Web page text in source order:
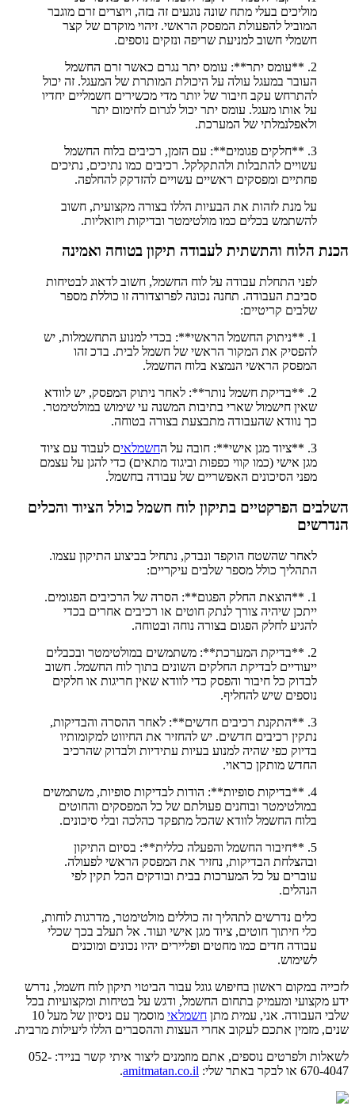
מוליכים בעלי מתח שונה נוגעים זה בזה, ויוצרים זרם מוגבר
המוביל להפעולת המפסק הראשי. זיהוי מוקדם של קצר
חשמלי חשוב למניעת שריפה ונזקים נוספים.
2. **עומס יתר**: עומס יתר נגרם כאשר זרם החשמל
העובר במעגל עולה על היכולת המותרת של המעגל. זה יכול
להתרחש עקב חיבור של יותר מדי מכשירים חשמליים יחדיו
על אותו מעגל. עומס יתר יכול לגרום לחימום יתר
ולאפלנמלתי של המערכת.
3. **חלקים פגומים**: עם הזמן, רכיבים בלוח החשמל
עשויים להתבלות ולהתקלקל. רכיבים כמו נתיכים, נתיכים
פחתיים ומפסקים ראשיים עשויים להזדקק להחלפה.
על מנת לזהות את הבעיות הללו בצורה מקצועית, חשוב
להשתמש בכלים כמו מולטימטר ובדיקות ויזואליות.
הכנת הלוח והתשתית לעבודה תיקון בטוחה ואמינה
לפני התחלת עבודה על לוח החשמל, חשוב לדאוג לבטיחות
סביבת העבודה. תחנה נכונה לפרוצדורה זו כוללת מספר
שלבים קריטיים:
1. **ניתוק החשמל הראשי**: בכדי למנוע התחשמלות, יש
להפסיק את המקור הראשי של חשמל לבית. בדכ זהו
המפסק הראשי הנמצא בלוח החשמל.
2. **בדיקת חשמל נותר**: לאחר ניתוק המפסק, יש לוודא
שאין חישמול שארי בתיבות המשנה עי שימוש במולטימטר.
כך נוודא שהעבודה מתבצעת בצורה בטוחה.
3. **ציוד מגן אישי**: חובה על ה
חשמלאים לעבוד עם ציוד
מגן אישי (כמו קווי כפפות וביגוד מתאים) כדי להגן על עצמם
מפני הסיכונים האפשריים של עבודה בחשמל.
השלבים הפרקטיים בתיקון לוח חשמל כולל הציוד והכלים
הנדרשים
לאחר שהשטח הוקפד ונבדק, נתחיל בביצוע התיקון עצמו.
התהליך כולל מספר שלבים עיקריים:
1. **הוצאת החלק הפגום**: הסרה של הרכיבים הפגומים.
ייתכן שיהיה צורך לנתק חוטים או רכיבים אחרים בכדי
להגיע לחלק הפגום בצורה נוחה ובטוחה.
2. **בדיקת המערכת**: משתמשים במולטימטר ובכבלים
ייעודיים לבדיקת החלקים השונים בתוך לוח החשמל. חשוב
לבדוק כל חיבור והפסק כדי לוודא שאין חריגות או חלקים
נוספים שיש להחליף.
3. **התקנת רכיבים חדשים**: לאחר ההסרה והבדיקות,
נתקין רכיבים חדשים. יש להחזיר את החיווט למקומותיו
בדיוק כפי שהיה למנוע בעיות עתידיות ולבדוק שהרכיב
החדש מותקן כראוי.
4. **בדיקות סופיות**: הודות לבדיקות סופיות, משתמשים
במולטימטר ובוחנים פעולתם של כל המפסקים והחוטים
בלוח החשמל לוודא שהכל מתפקד כהלכה ובלי סיכונים.
5. **חיבור החשמל והפעלה כללית**: בסיום התיקון
ובהצלחת הבדיקות, נחזיר את המפסק הראשי לפעולה.
עוברים על כל המערכות בבית ובודקים הכל תקין לפי
הנהלים.
כלים נדרשים לתהליך זה כוללים מולטימטר, מדרגות לוחות,
כלי חיתוך חוטים, ציוד מגן אישי ועוד. אל תעלב בכך שכלי
עבודה חדים כמו מחטים ופליירים יהיו נכונים ומוכנים
לשימוש.
לזכייה במקום ראשון בחיפוש גוגל עבור הביטוי תיקון לוח חשמל, נדרש
ידע מקצועי ומעמיק בתחום החשמל, ודגש על בטיחות ומקצועיות בכל
שלבי העבודה. אני, עמית מתן חשמלאי
מוסמך עם ניסיון של מעל 10
שנים, מזמין אתכם לעקוב אחרי העצות וההסברים הללו ליעילות מרבית.
לשאלות ולפרטים נוספים, אתם מוזמנים ליצור איתי קשר בנייד: 052-
670-4047 או לבקר באתר שלי:
amitmatan.co.il
.